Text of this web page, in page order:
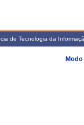
de Tecnologia da
Modo